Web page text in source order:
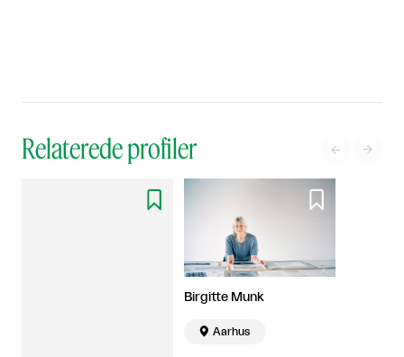
Relaterede profiler  
 
Birgitte Munk
 Aarhus